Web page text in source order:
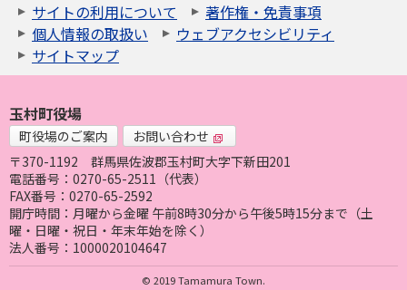
サイトの利用について
著作権・免責事項
個人情報の取扱い
ウェブアクセシビリティ
サイトマップ
玉村町役場
町役場のご案内
お問い合わせ
〒370-1192
群馬県佐波郡玉村町大字下新田201
電話番号：0270-65-2511（代表）
FAX番号：0270-65-2592
開庁時間：月曜から金曜 午前8時30分から午後5時15分まで（土
曜・日曜・祝日・年末年始を除く）
法人番号：1000020104647
© 2019 Tamamura Town.